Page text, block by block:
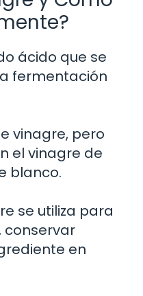
ácido que se
fermentación
vinagre, pero
el vinagre de
blanco.
se utiliza para
conservar
en